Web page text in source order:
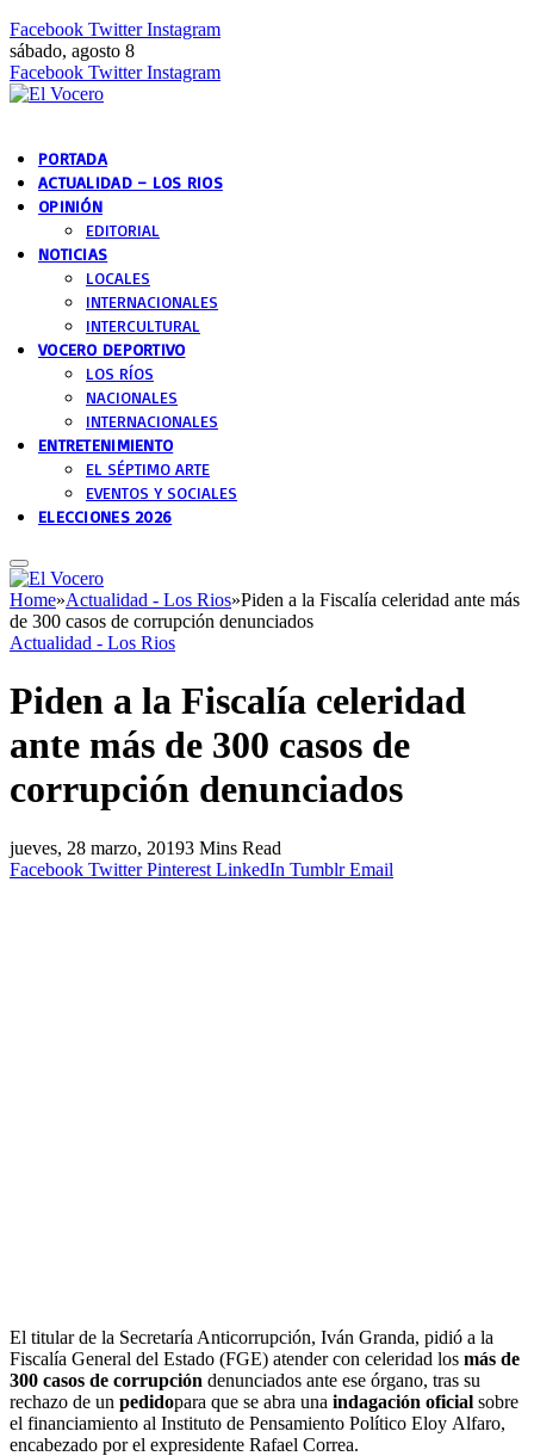
Facebook Twitter Instagram
sábado, agosto 8
Facebook Twitter Instagram
PORTADA
ACTUALIDAD – LOS RIOS
OPINIÓN
EDITORIAL
NOTICIAS
LOCALES
INTERNACIONALES
INTERCULTURAL
VOCERO DEPORTIVO
LOS RÍOS
NACIONALES
INTERNACIONALES
ENTRETENIMIENTO
EL SÉPTIMO ARTE
EVENTOS Y SOCIALES
ELECCIONES 2026
Home»Actualidad - Los Rios»Piden a la Fiscalía celeridad ante más
de 300 casos de corrupción denunciados
Actualidad - Los Rios
Piden a la Fiscalía celeridad
ante más de 300 casos de
corrupción denunciados
jueves, 28 marzo, 20193 Mins Read
Facebook Twitter Pinterest LinkedIn Tumblr Email
El titular de la Secretaría Anticorrupción, Iván Granda, pidió a la
Fiscalía General del Estado (FGE) atender con celeridad los más de
300 casos de corrupción denunciados ante ese órgano, tras su
rechazo de un pedidopara que se abra una indagación oficial sobre
el financiamiento al Instituto de Pensamiento Político Eloy Alfaro,
encabezado por el expresidente Rafael Correa.